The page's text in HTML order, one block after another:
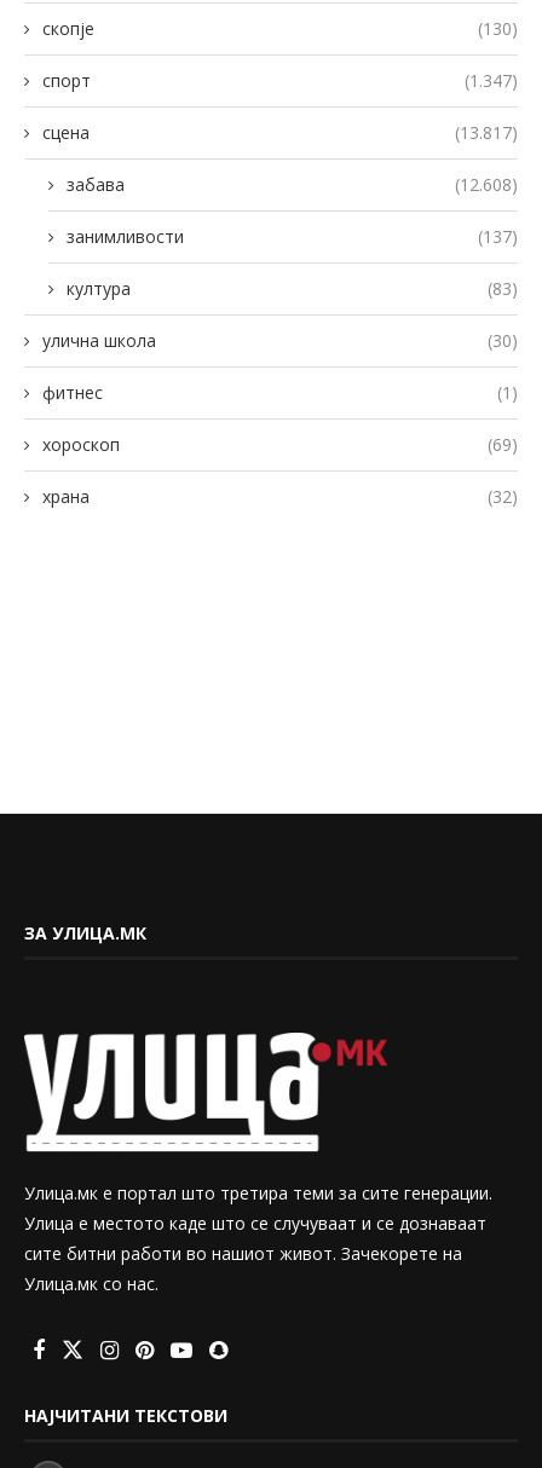
скопје (130)
спорт (1.347)
сцена (13.817)
забава (12.608)
занимливости (137)
култура (83)
улична школа (30)
фитнес (1)
хороскоп (69)
храна (32)
ЗА УЛИЦА.МК
Улица.мк е портал што третира теми за сите генерации.
Улица е местото каде што се случуваат и се дознаваат
сите битни работи во нашиот живот. Зачекорете на
Улица.мк со нас.
НАЈЧИТАНИ ТЕКСТОВИ